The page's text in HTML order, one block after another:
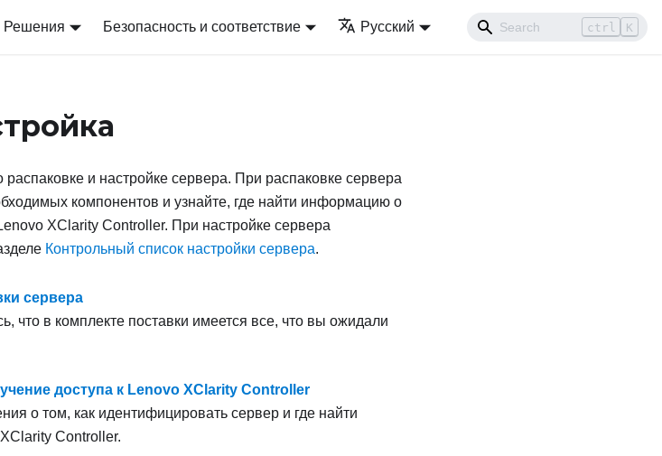
Решения Безопасность и соответствие Русский ctrl K
и настройке сервера. При распаковке сервера
компонентов и узнайте, где найти информацию о
XClarity Controller. При настройке сервера
Контрольный список настройки сервера.
сервера
что в комплекте поставки имеется все, что вы ожидали
доступа к Lenovo XClarity Controller
о том, как идентифицировать сервер и где найти
Controller.